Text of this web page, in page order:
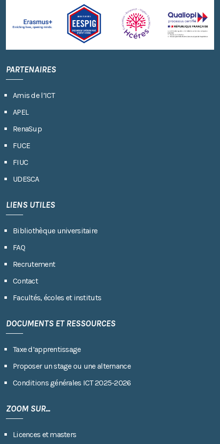
PARTENAIRES
Amis de l’ICT
APEL
RenaSup
FUCE
FIUC
UDESCA
LIENS UTILES
Bibliothèque universitaire
FAQ
Recrutement
Contact
Facultés, écoles et instituts
DOCUMENTS ET RESSOURCES
Taxe d’apprentissage
Proposer un stage ou une alternance
Conditions générales ICT 2025-2026
ZOOM SUR...
Licences et masters